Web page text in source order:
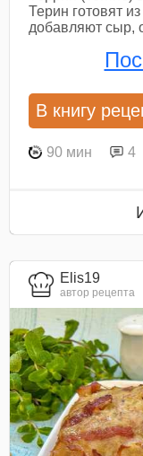
Терин готовят
добавляют сыр,
В книгу
90 мин 4
Elis19
автор рецепта